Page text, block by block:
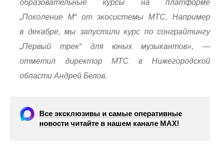
образовательные курсы на платформе
„Поколение М“ от экосистемы МТС. Например
в декабре, мы запустили курс по сонграйтингу
„Первый трек“ для юных музыкантов», —
отметил директор МТС в Нижегородской
области Андрей Белов.
Все эксклюзивы и самые оперативные
новости читайте в нашем канале МАХ!